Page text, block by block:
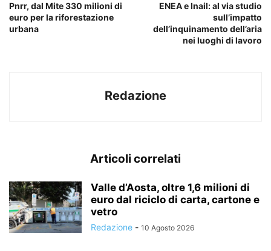
Pnrr, dal Mite 330 milioni di
euro per la riforestazione
urbana
ENEA e Inail: al via studio
sull’impatto
dell’inquinamento dell’aria
nei luoghi di lavoro
Redazione
Articoli correlati
Valle d’Aosta, oltre 1,6 milioni di
euro dal riciclo di carta, cartone e
vetro
Redazione - 10 Agosto 2026